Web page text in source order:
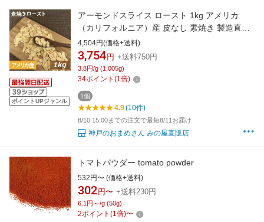
ポイントUPジャンル
アーモンドスライス ロースト 1kg アメリカ
（カリフォルニア）産 皮なし 素焼き 製造直売
無植物油 無添加 ノンオイル ナッツ 美容 健康
食物繊維 ビタミン オレイン酸 製菓・ケーキ材
料 大容量 業務用 チャック袋入り 自社焙煎 グル
メ みのや ランキング1位
4,504円(価格+送料)
3,754 円 +送料750円
3.8円/g (1,005g)
34ポイント (1倍)
1個
4.9(10件)
8/10 15:00までの注文で最短8/11お届け
神戸のおまめさん みの屋直販店
トマトパウダー tomato powder
532円〜 (価格+送料)
302 円〜 +送料230円
6.1円～/g (50g)
2ポイント (1倍)〜